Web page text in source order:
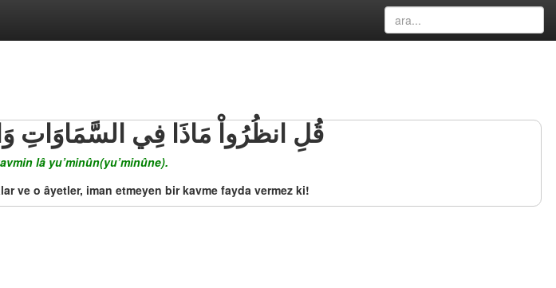
قُلِ انظُرُواْ مَاذَا فِي السَّمَاوَاتِ
lâ yu’minûn(yu’minûne).
ve o âyetler, iman etmeyen bir kavme fayda vermez ki!